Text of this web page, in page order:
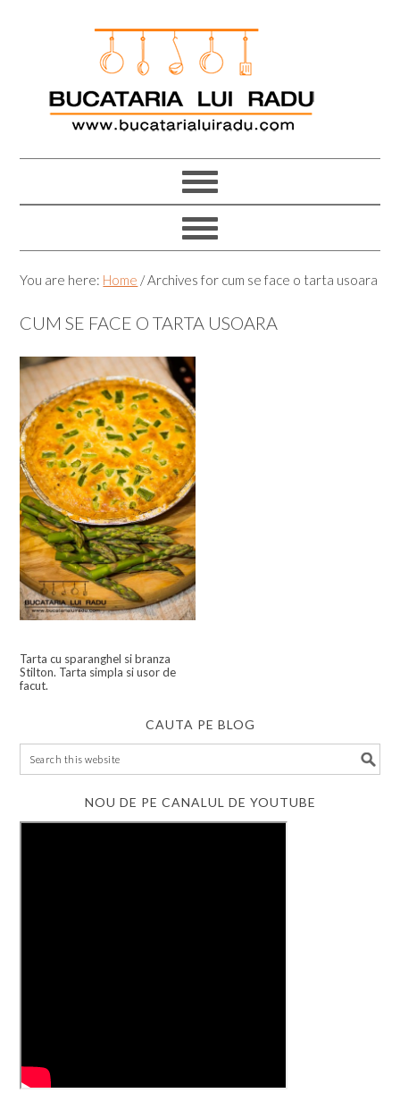
You are here: Home /Archives for cum se face o tarta usoara
CUM SE FACE O TARTA USOARA
Tarta cu sparanghel si branza
Stilton. Tarta simpla si usor de
facut.
CAUTA PE BLOG
NOU DE PE CANALUL DE YOUTUBE